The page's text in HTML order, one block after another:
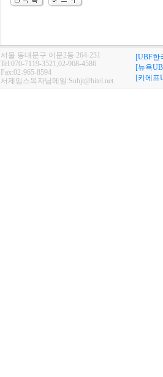
서울 동대문구 이문2동 264-231
Tel:070-7119-3521,02-968-4586
Fax:02-965-8594
서제임스목자님메일:Suhjt@hitel.net
[UBF한
[뉴욕
[키에프